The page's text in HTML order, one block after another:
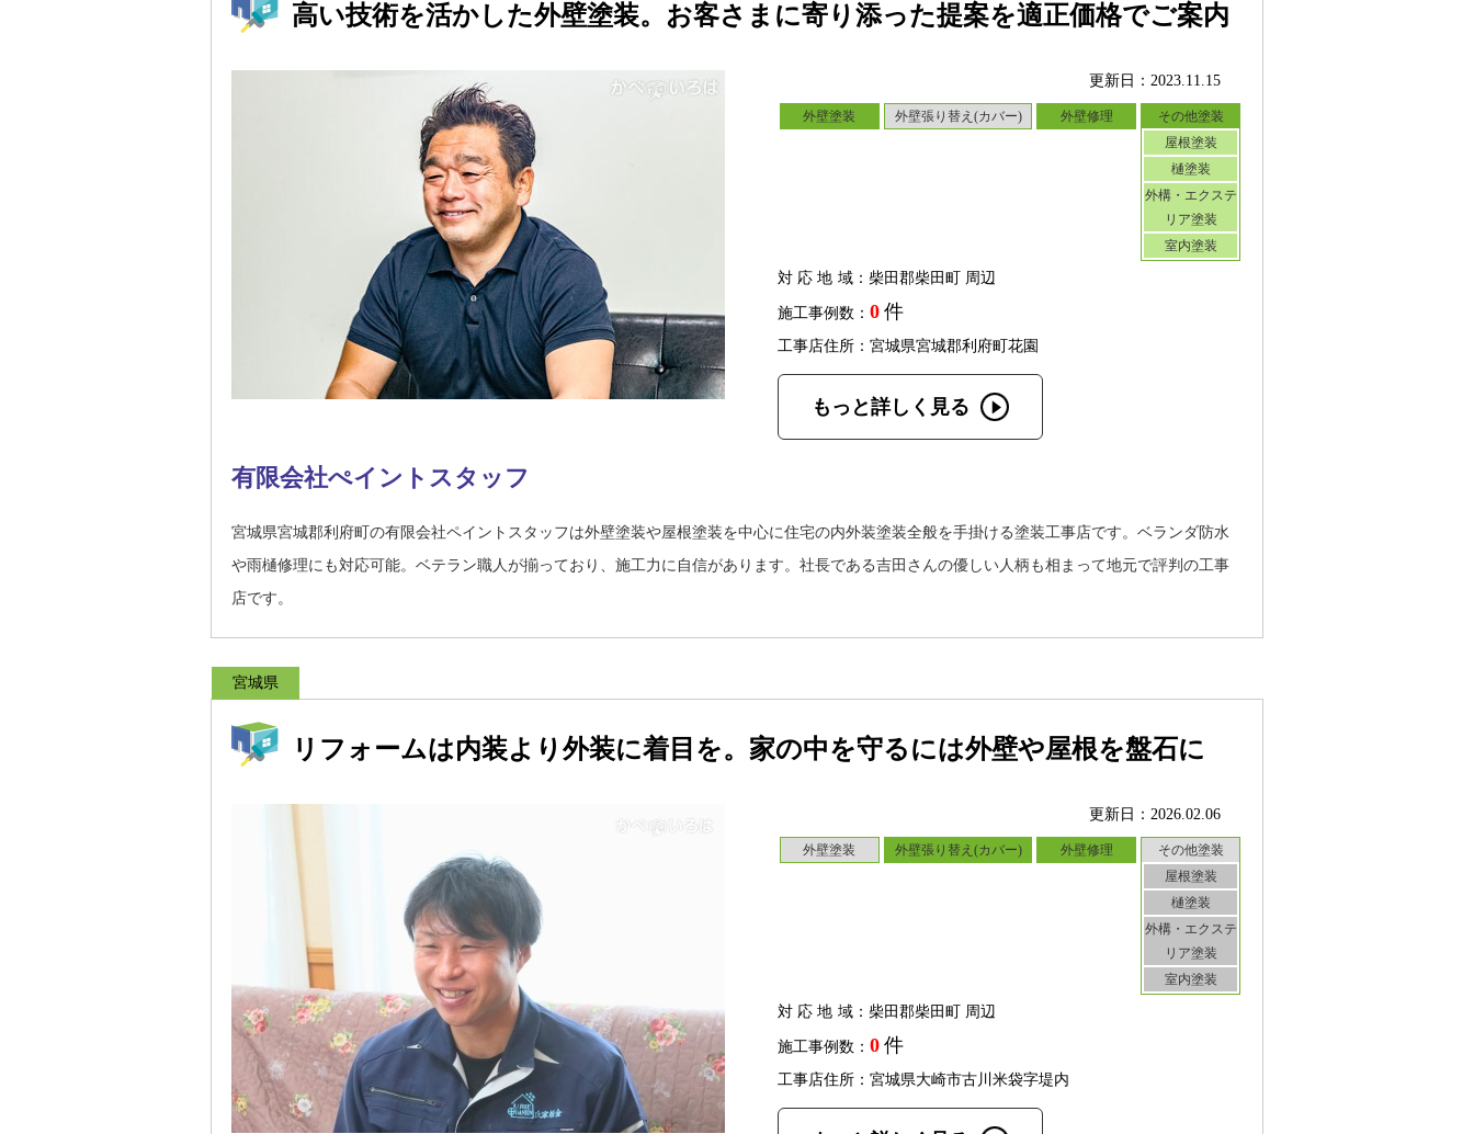
高い技術を活かした外壁塗装。お客さまに寄り添った提案を適正価格でご案内
更新日：2023.11.15
外壁塗装 外壁張り替え(カバー) 外壁修理
その他塗装
屋根塗装
樋塗装
外構・エクステ
リア塗装
室内塗装
対応地域：柴田郡柴田町 周辺
施工事例数： 0 件
工事店住所：宮城県宮城郡利府町花園
もっと詳しく見る
有限会社ぺイントスタッフ
宮城県宮城郡利府町の有限会社ペイントスタッフは外壁塗装や屋根塗装を中心に住宅の内外装塗装全般を手掛ける塗装工事店です。ベランダ防水
や雨樋修理にも対応可能。ベテラン職人が揃っており、施工力に自信があります。社長である吉田さんの優しい人柄も相まって地元で評判の工事
店です。
宮城県
リフォームは内装より外装に着目を。家の中を守るには外壁や屋根を盤石に
更新日：2026.02.06
外壁塗装 外壁張り替え(カバー) 外壁修理
その他塗装
屋根塗装
樋塗装
外構・エクステ
リア塗装
室内塗装
対応地域：柴田郡柴田町 周辺
施工事例数： 0 件
工事店住所：宮城県大崎市古川米袋字堤内